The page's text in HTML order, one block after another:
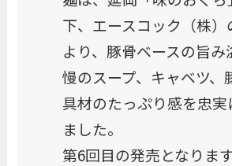
下、エースコック（株）
より、豚骨ベースの旨み
慢のスープ、キャベツ、
具材のたっぷり感を忠実
ました。
第6回目の発売となりま